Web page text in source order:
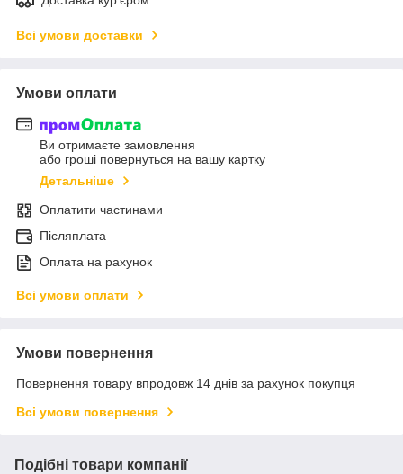
Всі умови доставки
Умови оплати
Ви отримаєте замовлення
або гроші повернуться на вашу картку
Детальніше
Оплатити частинами
Післяплата
Оплата на рахунок
Всі умови оплати
Умови повернення
Повернення товару впродовж 14 днів за рахунок покупця
Всі умови повернення
Подібні товари компанії